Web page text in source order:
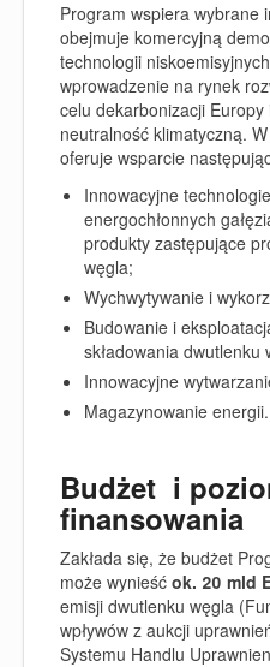
Program wspiera wybrane
obejmuje komercyjną
technologii
wprowadzenie na rynek
celu dekarbonizacji
neutralność klimatyczną.
oferuje wsparcie
Innowacyjne
energochłonnych
produkty zastępujące
węgla;
Wychwytywanie i
Budowanie i
składowania dwutlenku
Innowacyjne
Magazynowanie energii.
Budżet i
finansowania
Zakłada się, że budżet
może wynieść ok. 20 mld
emisji dwutlenku węgla
wpływów z aukcji
Systemu Handlu